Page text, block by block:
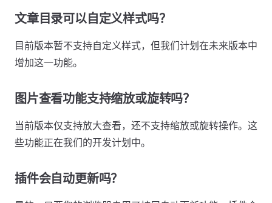
文章目录可以自定义样式吗？
目前版本暂不支持自定义样式，但我们计划在未来版本中
增加这一功能。
图片查看功能支持缩放或旋转吗？
当前版本仅支持放大查看，还不支持缩放或旋转操作。这
些功能正在我们的开发计划中。
插件会自动更新吗？